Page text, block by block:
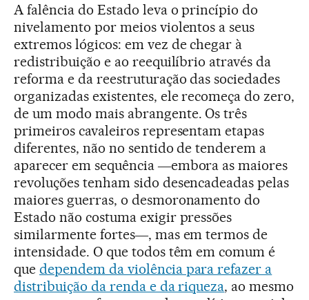
A falência do Estado leva o princípio do
nivelamento por meios violentos a seus
extremos lógicos: em vez de chegar à
redistribuição e ao reequilíbrio através da
reforma e da reestruturação das sociedades
organizadas existentes, ele recomeça do zero,
de um modo mais abrangente. Os três
primeiros cavaleiros representam etapas
diferentes, não no sentido de tenderem a
aparecer em sequência ―embora as maiores
revoluções tenham sido desencadeadas pelas
maiores guerras, o desmoronamento do
Estado não costuma exigir pressões
similarmente fortes―, mas em termos de
intensidade. O que todos têm em comum é
que dependem da violência para refazer a
distribuição da renda e da riqueza, ao mesmo